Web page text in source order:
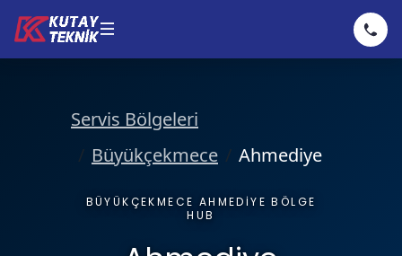
Klima Servisi
Servis Bölgeleri
Büyükçekmece
Ahmediye
BÜYÜKÇEKMECE AHMEDIYE BÖLGE
HUB